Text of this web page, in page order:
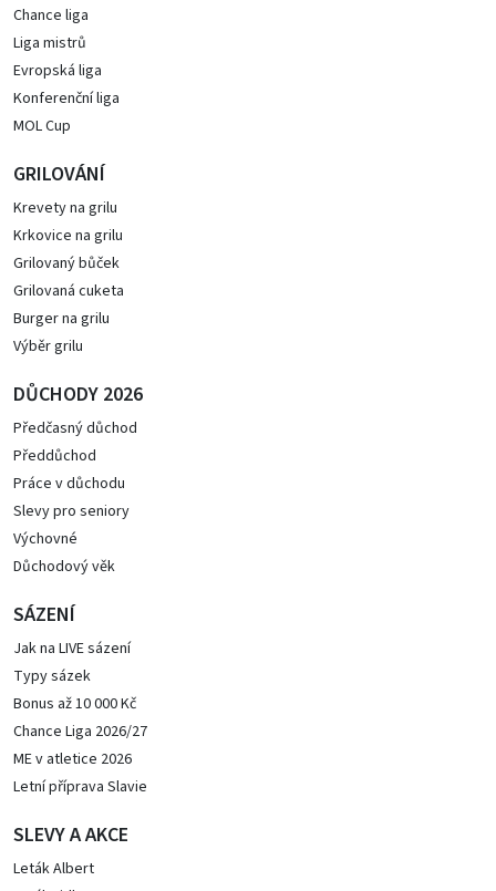
Chance liga
Liga mistrů
Evropská liga
Konferenční liga
MOL Cup
GRILOVÁNÍ
Krevety na grilu
Krkovice na grilu
Grilovaný bůček
Grilovaná cuketa
Burger na grilu
Výběr grilu
DŮCHODY 2026
Předčasný důchod
Předdůchod
Práce v důchodu
Slevy pro seniory
Výchovné
Důchodový věk
SÁZENÍ
Jak na LIVE sázení
Typy sázek
Bonus až 10 000 Kč
Chance Liga 2026/27
ME v atletice 2026
Letní příprava Slavie
SLEVY A AKCE
Leták Albert